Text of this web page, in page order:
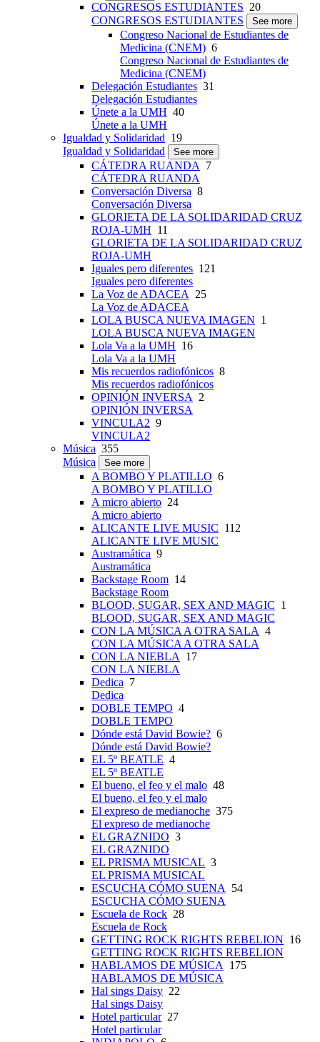
CONGRESOS ESTUDIANTES 20
CONGRESOS ESTUDIANTES
See more
Congreso Nacional de Estudiantes de
Medicina (CNEM) 6
Congreso Nacional de Estudiantes de
Medicina (CNEM)
Delegación Estudiantes 31
Delegación Estudiantes
Únete a la UMH 40
Únete a la UMH
Igualdad y Solidaridad 19
Igualdad y Solidaridad
See more
CÁTEDRA RUANDA
7
CÁTEDRA RUANDA
Conversación Diversa 8
Conversación Diversa
GLORIETA DE LA SOLIDARIDAD CRUZ
ROJA-UMH 11
GLORIETA DE LA SOLIDARIDAD CRUZ
ROJA-UMH
Iguales pero diferentes 121
Iguales pero diferentes
La Voz de ADACEA
25
La Voz de ADACEA
LOLA BUSCA NUEVA IMAGEN 1
LOLA BUSCA NUEVA IMAGEN
Lola Va a la UMH 16
Lola Va a la UMH
Mis recuerdos radiofónicos 8
Mis recuerdos radiofónicos
OPINIÓN INVERSA
2
OPINIÓN INVERSA
VINCULA2 9
VINCULA2
Música 355
Música
See more
A BOMBO Y PLATILLO 6
A BOMBO Y PLATILLO
A micro abierto 24
A micro abierto
ALICANTE LIVE MUSIC 112
ALICANTE LIVE MUSIC
Austramática 9
Austramática
Backstage Room 14
Backstage Room
BLOOD, SUGAR, SEX AND MAGIC 1
BLOOD, SUGAR, SEX AND MAGIC
CON LA MÚSICA A OTRA SALA 4
CON LA MÚSICA A OTRA SALA
CON LA NIEBLA
17
CON LA NIEBLA
Dedica 7
Dedica
DOBLE TEMPO 4
DOBLE TEMPO
Dónde está David Bowie? 6
Dónde está David Bowie?
EL 5º BEATLE 4
EL 5º BEATLE
El bueno, el feo y el malo 48
El bueno, el feo y el malo
El expreso de medianoche 375
El expreso de medianoche
EL GRAZNIDO 3
EL GRAZNIDO
EL PRISMA MUSICAL 3
EL PRISMA MUSICAL
ESCUCHA CÓMO SUENA
54
ESCUCHA CÓMO SUENA
Escuela de Rock 28
Escuela de Rock
GETTING ROCK RIGHTS REBELION 16
GETTING ROCK RIGHTS REBELION
HABLAMOS DE MÚSICA
175
HABLAMOS DE MÚSICA
Hal sings Daisy 22
Hal sings Daisy
Hotel particular27
Hotel particular